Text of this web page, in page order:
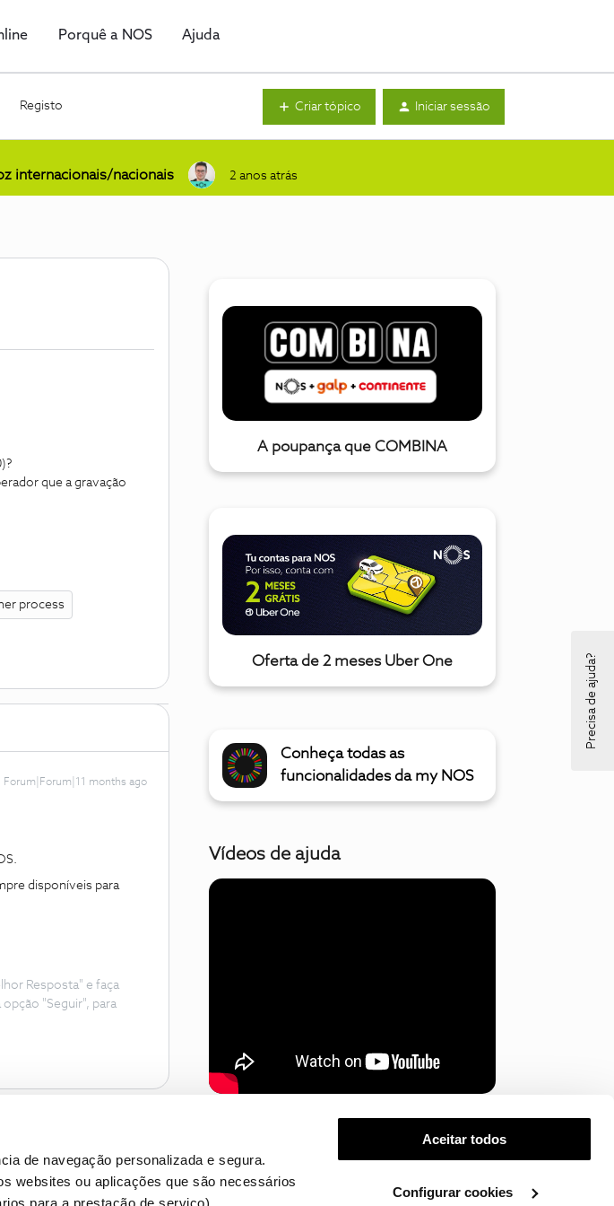
de navegação personalizada e segura.
websites ou aplicações que são necessários
Aceitar todos
Configurar cookies
Porquê a NOS Ajuda
Registo Criar tópico Iniciar sessão
internacionais/nacionais 2 anos atrás
)?
que a gravação
process
Forum|Forum|11 months ago
disponíveis para
Resposta" e faça
"Seguir", para
A poupança que COMBINA
Oferta de 2 meses Uber One
Conheça todas as
funcionalidades da my NOS
Vídeos de ajuda
Precisa de ajuda?